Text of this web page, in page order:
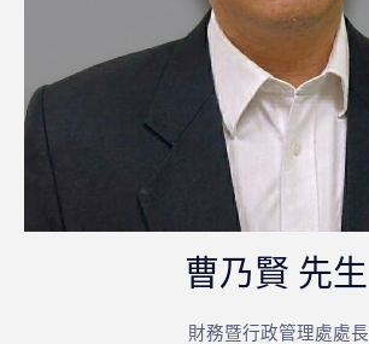
曹乃賢 先生
財務暨行政管理處處長